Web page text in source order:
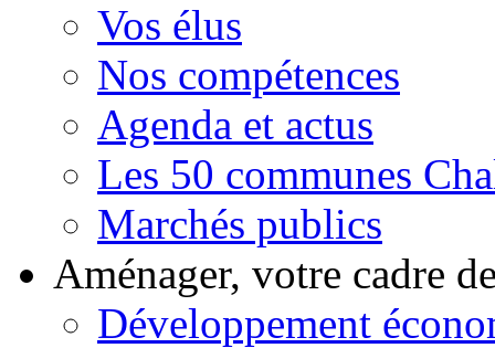
Vos élus
Nos compétences
Agenda et actus
Les 50 communes
Marchés publics
Aménager, votre cadre
Développement